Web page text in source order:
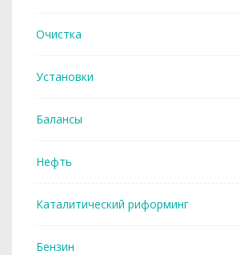
Очистка
Установки
Балансы
Нефть
Каталитический риформинг
Бензин